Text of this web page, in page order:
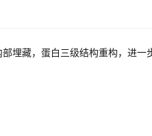
埋藏，蛋白三级结构重构，进一